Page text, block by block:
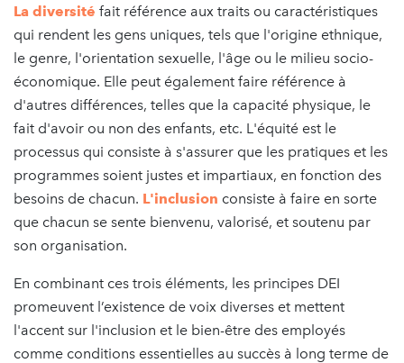
La diversité fait référence aux traits ou caractéristiques
qui rendent les gens uniques, tels que l'origine ethnique,
le genre, l'orientation sexuelle, l'âge ou le milieu socio-
économique. Elle peut également faire référence à
d'autres différences, telles que la capacité physique, le
fait d'avoir ou non des enfants, etc. L'équité est le
processus qui consiste à s'assurer que les pratiques et les
programmes soient justes et impartiaux, en fonction des
besoins de chacun. L'inclusion consiste à faire en sorte
que chacun se sente bienvenu, valorisé, et soutenu par
son organisation.
En combinant ces trois éléments, les principes DEI
promeuvent l’existence de voix diverses et mettent
l'accent sur l'inclusion et le bien-être des employés
comme conditions essentielles au succès à long terme de